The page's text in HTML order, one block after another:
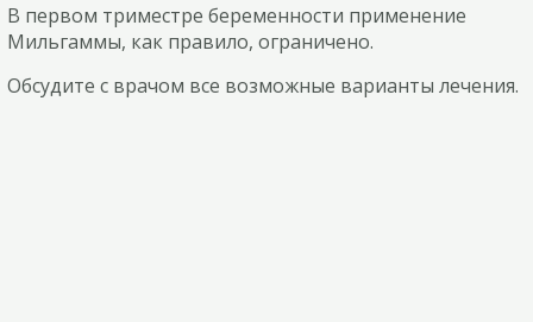
В первом триместре беременности применение
Мильгаммы, как правило, ограничено.
Обсудите с врачом все возможные варианты лечения.